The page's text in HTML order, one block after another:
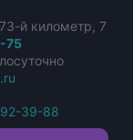
й километр, 7
75
39-88